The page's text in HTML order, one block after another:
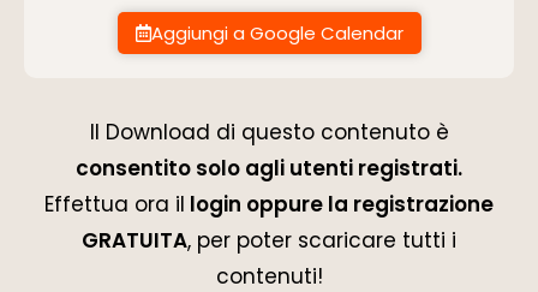
Aggiungi a Google Calendar
Il Download di questo contenuto è
consentito solo agli utenti registrati.
Effettua ora il login oppure la registrazione
GRATUITA, per poter scaricare tutti i
contenuti!